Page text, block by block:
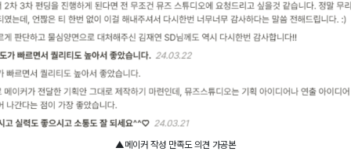
▲메이커 작성 만족도 의견 가공본